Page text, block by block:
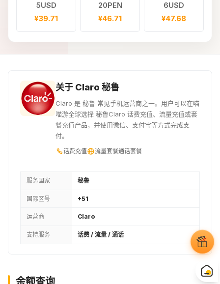
5USD
¥39.71
20PEN
¥46.71
6USD
¥47.68
9USD
¥71.45
10USD
¥79.42
¥87.39
12USD
¥95.29
45PEN
50PEN
¥119.13
18USD
¥142.9
关于 Claro 秘鲁
Claro 是 秘鲁 常见手机运营商之一。用户可以在喵
喵游全球选择 秘鲁Claro 话费充值、流量充值或套
餐充值产品，并使用微信、支付宝等方式完成支
付。
话费充值 流量套餐通话套餐
服务国家 秘鲁
国际区号 +51
运营商 Claro
支持服务 话费 / 流量 / 通话
余额查询